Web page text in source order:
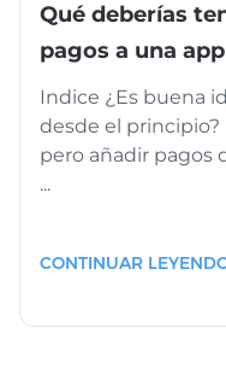
Qué deberías
pagos a una app
Indice ¿Es buena
desde el
pero añadir pagos
...
CONTINUAR